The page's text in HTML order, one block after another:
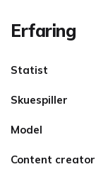
Erfaring
Statist
Skuespiller
Model
Content creator